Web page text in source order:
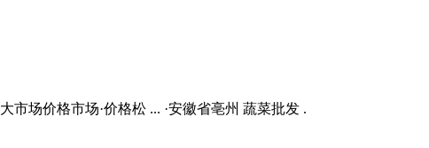
场价格市场·价格松 ... ·安徽省亳州 蔬菜批发 .